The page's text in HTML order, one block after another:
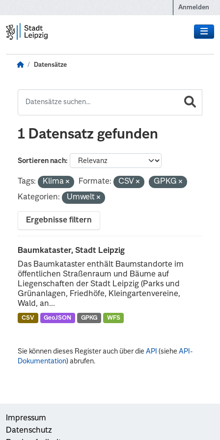
Anmelden
Datensätze
1 Datensatz gefunden
Sortieren nach
Tags: Klima Formate: CSV
GPKG
Kategorien:
Umwelt
Ergebnisse filtern
Baumkataster, Stadt Leipzig
Das Baumkataster enthält Baumstandorte im
öffentlichen Straßenraum und Bäume auf
Liegenschaften der Stadt Leipzig (Parks und
Grünanlagen, Friedhöfe, Kleingartenvereine,
Wald, an...
CSV GeoJSON GPKG WFS
Sie können dieses Register auch über dieAPI (sieheAPI-
Dokumentation) abrufen.
Impressum
Datenschutz